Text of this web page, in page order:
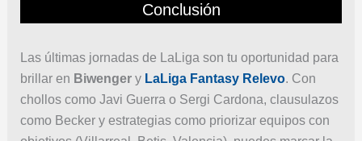
Conclusión
Las últimas jornadas de LaLiga son tu oportunidad para
brillar en Biwengery LaLiga Fantasy Relevo. Con
chollos como Javi Guerra o Sergi Cardona, clausulazos
como Becker y estrategias como priorizar equipos con